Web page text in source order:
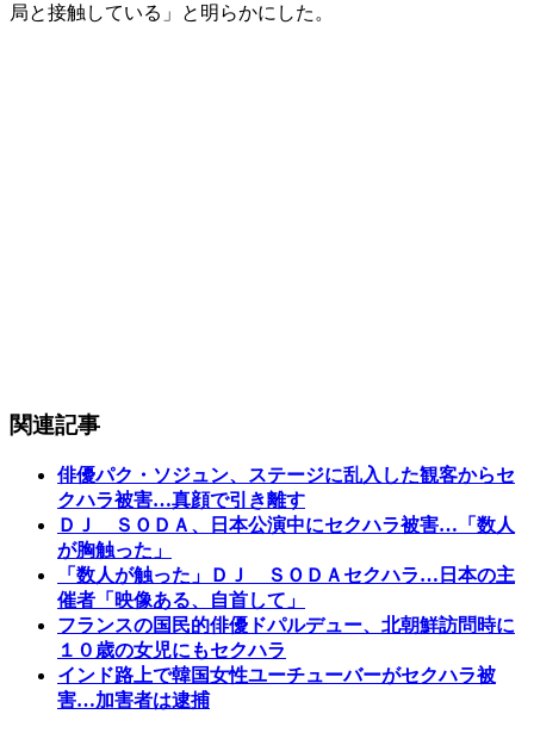
局と接触している」と明らかにした。
関連記事
俳優パク・ソジュン、ステージに乱入した観客からセ
クハラ被害…真顔で引き離す
ＤＪ ＳＯＤＡ、日本公演中にセクハラ被害…「数人
が胸触った」
「数人が触った」ＤＪ ＳＯＤＡセクハラ…日本の主
催者「映像ある、自首して」
フランスの国民的俳優ドパルデュー、北朝鮮訪問時に
１０歳の女児にもセクハラ
インド路上で韓国女性ユーチューバーがセクハラ被
害…加害者は逮捕